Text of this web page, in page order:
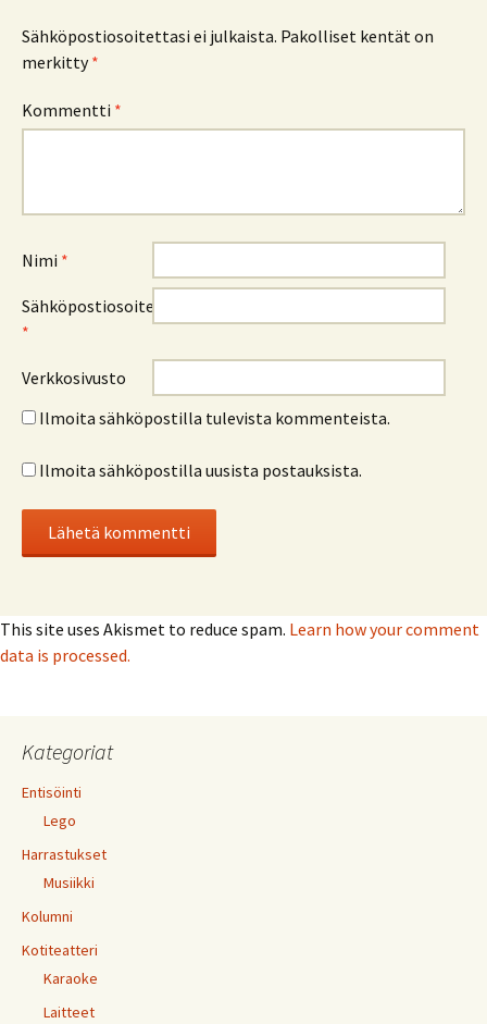
Sähköpostiosoitettasi ei julkaista. Pakolliset kentät on
merkitty*
Kommentti *
Nimi *
Sähköpostiosoite
*
Verkkosivusto
Ilmoita sähköpostilla tulevista kommenteista.
Ilmoita sähköpostilla uusista postauksista.
This site uses Akismet to reduce spam. Learn how your comment
data is processed.
Kategoriat
Entisöinti
Lego
Harrastukset
Musiikki
Kolumni
Kotiteatteri
Karaoke
Laitteet